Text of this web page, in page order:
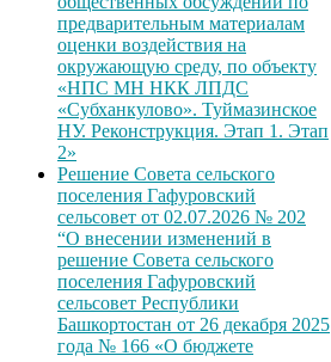
предварительным материалам
оценки воздействия на
окружающую среду, по объекту
«НПС МН НКК ЛПДС
«Субханкулово». Туймазинское
НУ. Реконструкция. Этап 1. Этап
2»
Решение Совета сельского
поселения Гафуровский
сельсовет от 02.07.2026 № 202
“О внесении изменений в
решение Совета сельского
поселения Гафуровский
сельсовет Республики
Башкортостан от 26 декабря 2025
года № 166 «О бюджете